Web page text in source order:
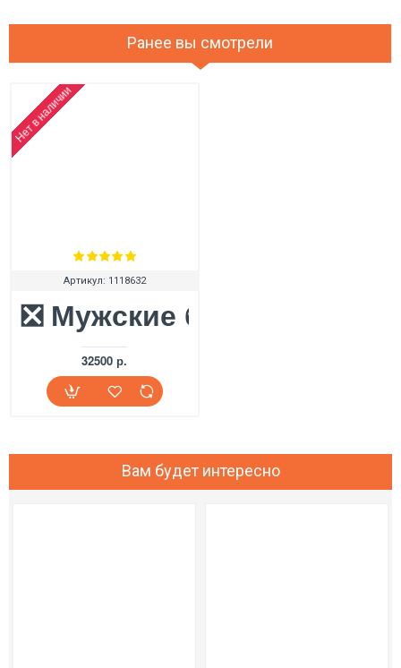
Ранее вы смотрели
Нет в наличии
Артикул: 1118632
❎ Мужские ботинки UGG
32500 р.
Вам будет интересно